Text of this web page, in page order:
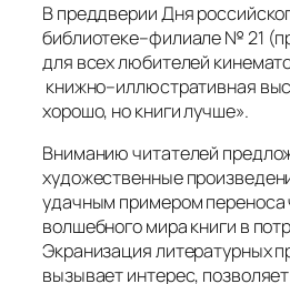
В преддверии Дня
библиотеке–филиале № 21
для всех любителей
книжно–иллюстративная
хорошо, но книги лучше».
Вниманию читателей
художественные
удачным примером переноса
волшебного мира книги в
Экранизация литературных
вызывает интерес,